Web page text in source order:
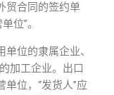
贸合同的签约单
位”。
位的隶属企业、
加工企业。出口
单位，“发货人”应